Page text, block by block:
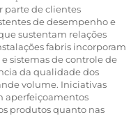
parte de clientes
de desempenho e
sustentam relações
fabris incorporam
sistemas de controle de
da qualidade dos
volume. Iniciativas
aperfeiçoamentos
produtos quanto nas